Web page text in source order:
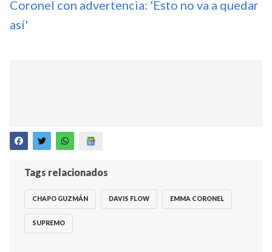
Coronel con advertencia: 'Esto no va a quedar
así'
Tags relacionados
CHAPO GUZMÁN DAVIS FLOW EMMA CORONEL
SUPREMO